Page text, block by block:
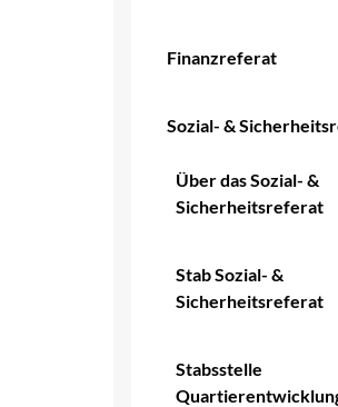
Finanzreferat
Sozial- &
Über das Sozial- &
Sicherheitsreferat
Stab Sozial- &
Sicherheitsreferat
Stabsstelle